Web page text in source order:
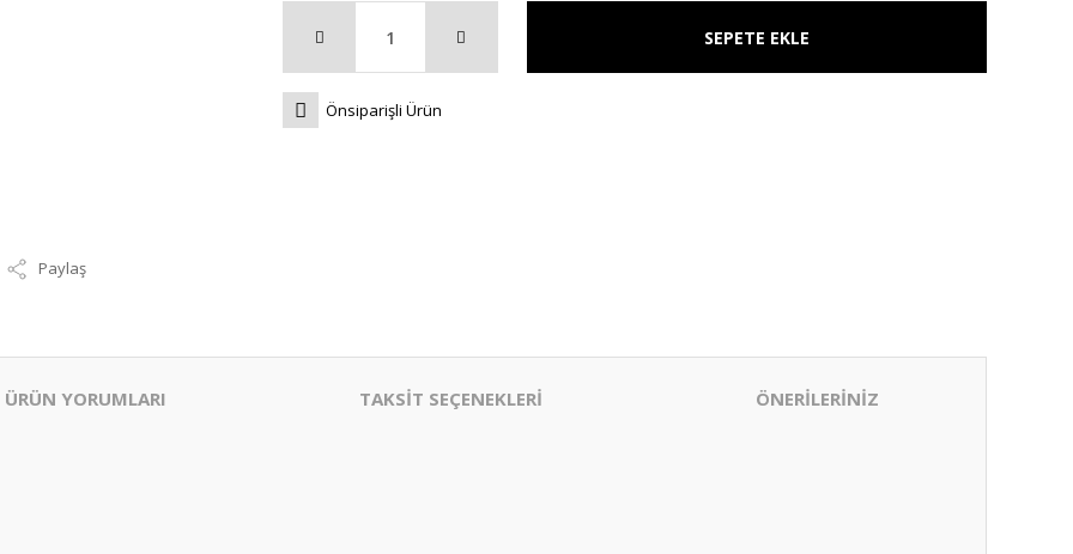
Paylaş
SEPETE EKLE
Önsiparişli Ürün
ÜRÜN YORUMLARI TAKSİT SEÇENEKLERİ ÖNERİLERİNİZ